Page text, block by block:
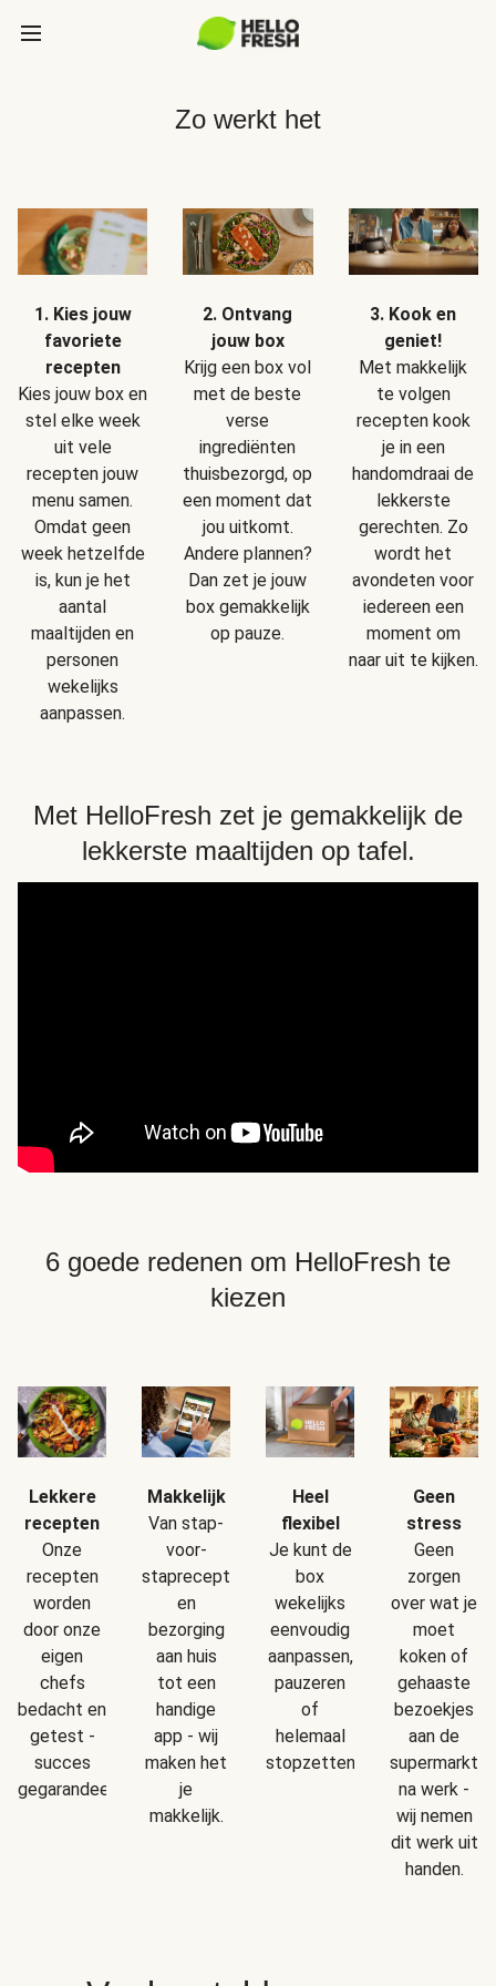
Zo werkt het
1. Kies jouw
favoriete
recepten
Kies jouw box en
stel elke week
uit vele
recepten jouw
menu samen.
Omdat geen
week hetzelfde
is, kun je het
aantal
maaltijden en
personen
wekelijks
aanpassen.
2. Ontvang
jouw box
Krijg een box vol
met de beste
verse
ingrediënten
thuisbezorgd, op
een moment dat
jou uitkomt.
Andere plannen?
Dan zet je jouw
box gemakkelijk
op pauze.
3. Kook en
geniet!
Met makkelijk
te volgen
recepten kook
je in een
handomdraai de
lekkerste
gerechten. Zo
wordt het
avondeten voor
iedereen een
moment om
naar uit te kijken.
Met HelloFresh zet je gemakkelijk de
lekkerste maaltijden op tafel.
6 goede redenen om HelloFresh te
kiezen
Lekkere
recepten
Onze
recepten
worden
door onze
eigen
chefs
bedacht en
getest -
succes
gegarandeerd!
Makkelijk
Van stap-
voor-
staprecepten
en
bezorging
aan huis
tot een
handige
app - wij
maken het
je
makkelijk.
Heel
flexibel
Je kunt de
box
wekelijks
eenvoudig
aanpassen,
pauzeren
of
helemaal
stopzetten.
Geen
stress
Geen
zorgen
over wat je
moet
koken of
gehaaste
bezoekjes
aan de
supermarkt
na werk -
wij nemen
dit werk uit
handen.